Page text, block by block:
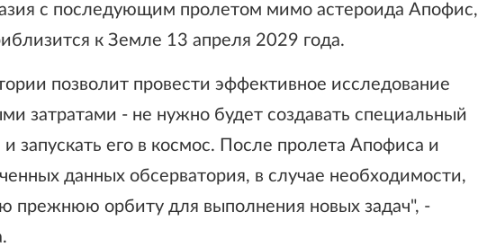
с последующим пролетом мимо астероида Апофис,
к Земле 13 апреля 2029 года.
позволит провести эффективное исследование
затратами - не нужно будет создавать специальный
запускать его в космос. После пролета Апофиса и
данных обсерватория, в случае необходимости,
прежнюю орбиту для выполнения новых задач", -